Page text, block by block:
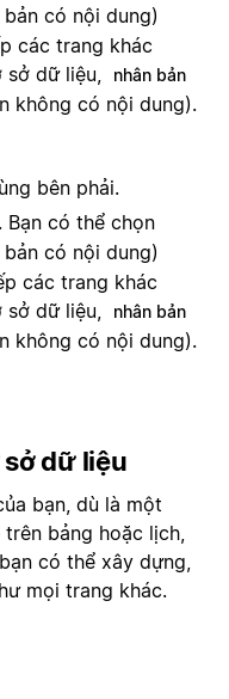
bản có nội dung)
các trang khác
dữ liệu,
nhân bản
không có nội dung).
bên phải.
Bạn có thể chọn
bản có nội dung)
các trang khác
dữ liệu,
nhân bản
không có nội dung).
dữ liệu
bạn, dù là một
bảng hoặc lịch,
có thể xây dựng,
mọi trang khác.